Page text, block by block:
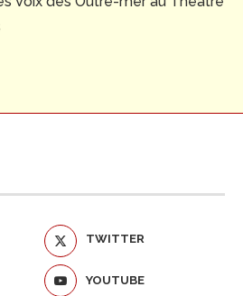
TWITTER
YOUTUBE